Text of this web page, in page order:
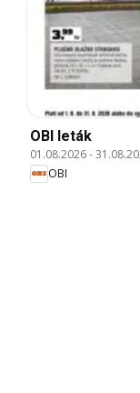
OBI leták
01.08.2026-
OBI